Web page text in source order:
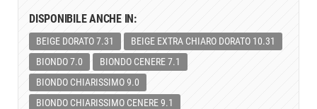
DISPONIBILE ANCHE IN:
BEIGE DORATO 7.31
BEIGE EXTRA CHIARO DORATO 10.31
BIONDO 7.0
BIONDO CENERE 7.1
BIONDO CHIARISSIMO 9.0
BIONDO CHIARISSIMO CENERE 9.1